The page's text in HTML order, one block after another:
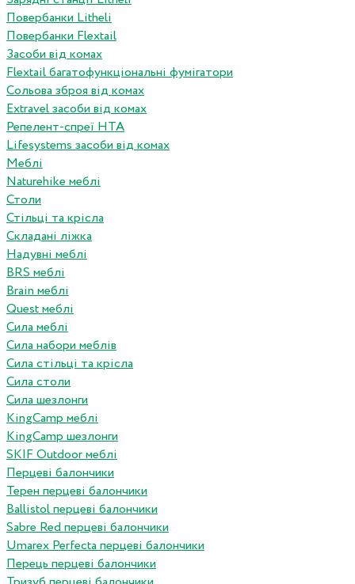
Повербанки Litheli
Повербанки Flextail
Засоби від комах
Flextail багатофункціональні фумігатори
Сольова зброя від комах
Extravel засоби від комах
Репелент-спреї HTA
Lifesystems засоби від комах
Меблі
Naturehike меблі
Столи
Стільці та крісла
Складані ліжка
Надувні меблі
BRS меблі
Brain меблі
Quest меблі
Сила меблі
Сила набори меблів
Сила стільці та крісла
Сила столи
Сила шезлонги
KingCamp меблі
KingCamp шезлонги
SKIF Outdoor меблі
Перцеві балончики
Терен перцеві балончики
Ballistol перцеві балончики
Sabre Red перцеві балончики
Umarex Perfecta перцеві балончики
Перець перцеві балончики